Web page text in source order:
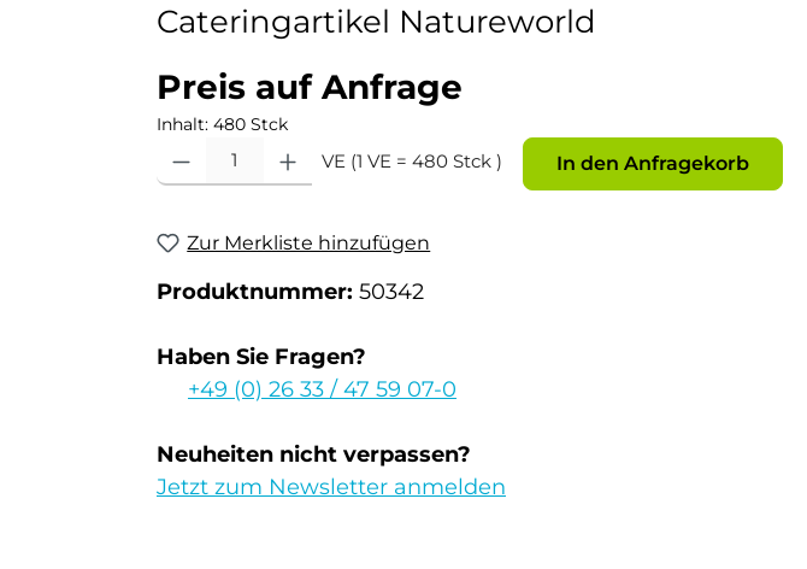
Cateringartikel Natureworld
Preis auf Anfrage
Inhalt: 480 Stck
Produkt Anzahl: Gib den gewünschten Wert ein oder benutze die Schaltflächen um die
VE (1 VE = 480 Stck ) In den Anfragekorb
Zur Merkliste hinzufügen
Produktnummer: 50342
Haben Sie Fragen?
+49 (0) 26 33 / 47 59 07-0
Neuheiten nicht verpassen?
Jetzt zum Newsletter anmelden